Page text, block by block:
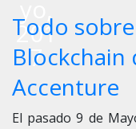
201
7
Todo
Blockchain
Accenture
El pasado 9 de